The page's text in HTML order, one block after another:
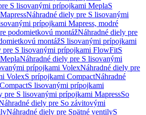
S lisovanými prípojkami MeplaS
Náhradné diely pre S lisovanými
prípojkami Mapress, modré
podomietkovú montážNáhradné diely pre
montážS lisovanými prípojkami
pre S lisovanými prípojkami FlowFitS
Náhradné diely pre S lisovanými
prípojkami VolexNáhradné diely pre
VolexS prípojkami CompactNáhradné
S lisovanými prípojkami
pre S lisovanými prípojkami MapressSo
diely pre So závitovými
Náhradné diely pre Spätné ventilyS